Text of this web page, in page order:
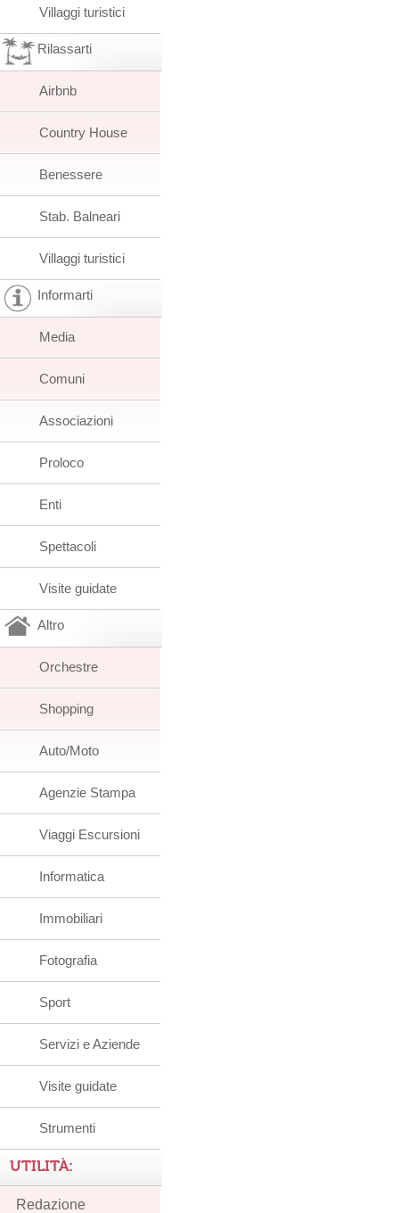
Villaggi turistici
Rilassarti
Airbnb
Country House
Benessere
Stab. Balneari
Villaggi turistici
Informarti
Media
Comuni
Associazioni
Proloco
Enti
Spettacoli
Visite guidate
Altro
Orchestre
Shopping
Auto/Moto
Agenzie Stampa
Viaggi Escursioni
Informatica
Immobiliari
Fotografia
Sport
Servizi e Aziende
Visite guidate
Strumenti
UTILITÀ:
Redazione